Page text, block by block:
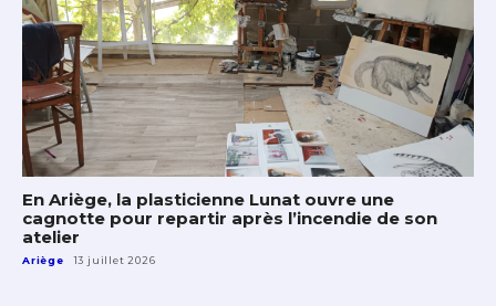
En Ariège, la plasticienne Lunat ouvre une
cagnotte pour repartir après l’incendie de son
atelier
Ariège 13 juillet 2026